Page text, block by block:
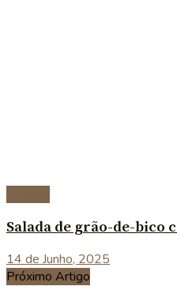
Salada de grão-de-bico
14 de Junho, 2025
Próximo Artigo